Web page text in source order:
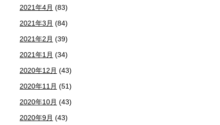
2021年4月 (83)
2021年3月 (84)
2021年2月 (39)
2021年1月 (34)
2020年12月 (43)
2020年11月 (51)
2020年10月 (43)
2020年9月 (43)